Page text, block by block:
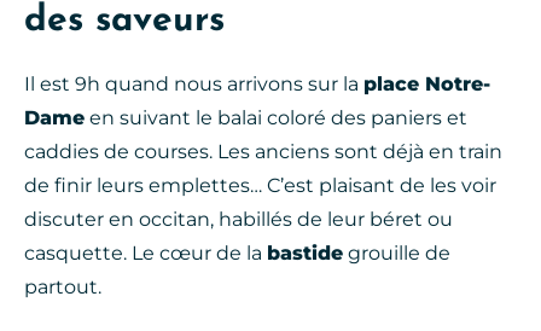
des saveurs
Il est 9h quand nous arrivons sur la place Notre-
Dame en suivant le balai coloré des paniers et
caddies de courses. Les anciens sont déjà en train
de finir leurs emplettes… C’est plaisant de les voir
discuter en occitan, habillés de leur béret ou
casquette. Le cœur de la bastide grouille de
partout.